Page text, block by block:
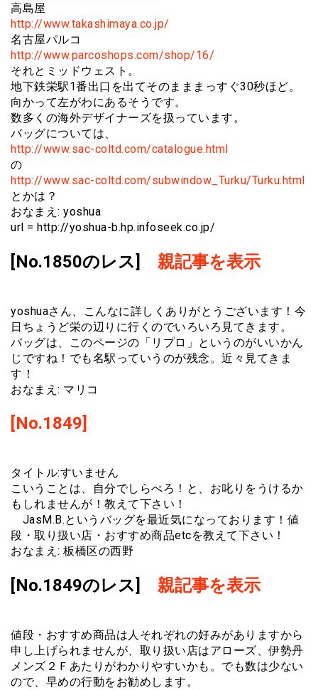
高島屋
http://www.takashimaya.co.jp/
名古屋パルコ
http://www.parcoshops.com/shop/16/
それとミッドウェスト。
地下鉄栄駅1番出口を出てそのまままっすぐ30秒ほど。
向かって左がわにあるそうです。
数多くの海外デザイナーズを扱っています。
バッグについては、
http://www.sac-coltd.com/catalogue.html
の
http://www.sac-coltd.com/subwindow_Turku/Turku.html
とかは？
おなまえ: yoshua
url = http://yoshua-b.hp.infoseek.co.jp/
[No.1850のレス] 親記事を表示
yoshuaさん、こんなに詳しくありがとうございます！今
日ちょうど栄の辺りに行くのでいろいろ見てきます。
バッグは、このページの「リプロ」というのがいいかん
じですね！でも名駅っていうのが残念。近々見てきま
す！
おなまえ: マリコ
[No.1849]
タイトル:すいません
こいうことは、自分でしらべろ！と、お叱りをうけるか
もしれませんが！教えて下さい！
JasM.B.というバッグを最近気になっております！値
段・取り扱い店・おすすめ商品etcを教えて下さい！
おなまえ: 板橋区の西野
[No.1849のレス] 親記事を表示
値段・おすすめ商品は人それぞれの好みがありますから
申し上げられませんが、取り扱い店はアローズ、伊勢丹
メンズ２Ｆあたりがわかりやすいかも。でも数は少ない
ので、早めの行動をお勧めします。